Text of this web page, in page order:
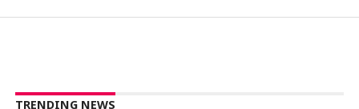
TRENDING NEWS